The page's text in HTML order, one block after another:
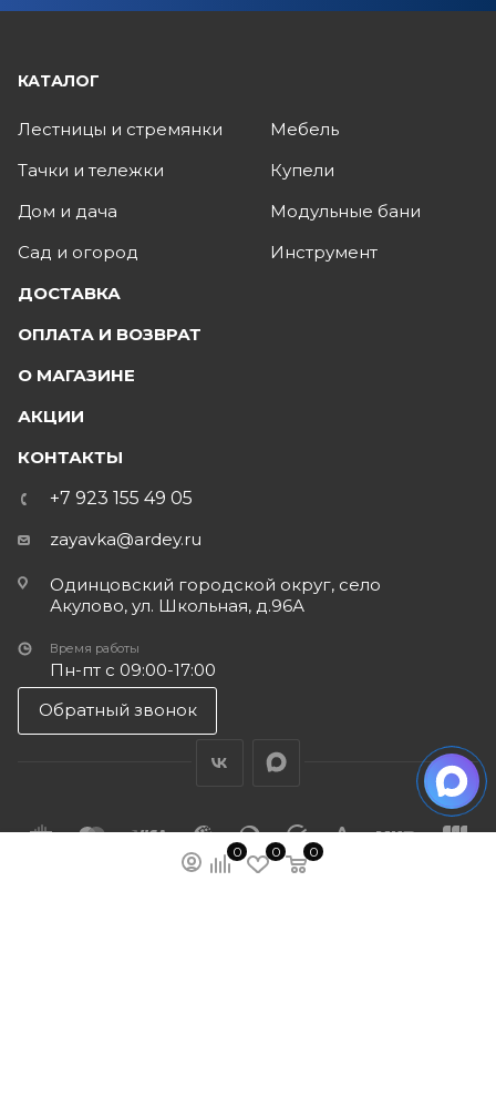
0 0 0
КАТАЛОГ
Лестницы и стремянки
Тачки и тележки
Дом и дача
Сад и огород
Мебель
Купели
Модульные бани
Инструмент
ДОСТАВКА
ОПЛАТА И ВОЗВРАТ
О МАГАЗИНЕ
АКЦИИ
КОНТАКТЫ
+7 923 155 49 05
zayavka@ardey.ru
Одинцовский городской округ, село
Акулово, ул. Школьная, д.96А
Время работы
Пн-пт с 09:00-17:00
Обратный звонок